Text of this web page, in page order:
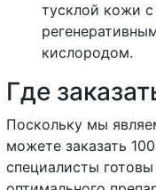
тусклой кожи
кислородом.
Где
Поскольку мы
можете заказать
специалисты